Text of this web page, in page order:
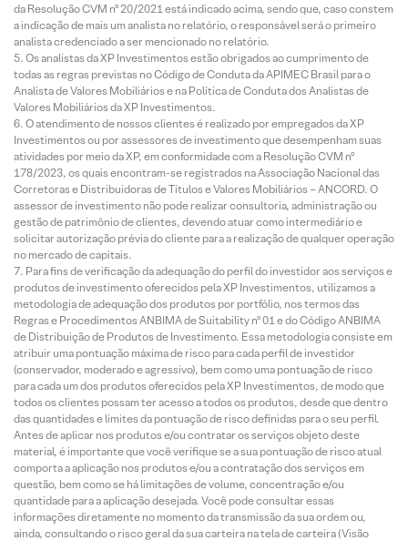
da Resolução CVM nº 20/2021 está indicado acima, sendo que, caso constem
a indicação de mais um analista no relatório, o responsável será o primeiro
analista credenciado a ser mencionado no relatório.
Os analistas da XP Investimentos estão obrigados ao cumprimento de
todas as regras previstas no Código de Conduta da APIMEC Brasil para o
Analista de Valores Mobiliários e na Política de Conduta dos Analistas de
Valores Mobiliários da XP Investimentos.
O atendimento de nossos clientes é realizado por empregados da XP
Investimentos ou por assessores de investimento que desempenham suas
atividades por meio da XP, em conformidade com a Resolução CVM nº
178/2023, os quais encontram-se registrados na Associação Nacional das
Corretoras e Distribuidoras de Títulos e Valores Mobiliários – ANCORD. O
assessor de investimento não pode realizar consultoria, administração ou
gestão de patrimônio de clientes, devendo atuar como intermediário e
solicitar autorização prévia do cliente para a realização de qualquer operação
no mercado de capitais.
Para fins de verificação da adequação do perfil do investidor aos serviços e
produtos de investimento oferecidos pela XP Investimentos, utilizamos a
metodologia de adequação dos produtos por portfólio, nos termos das
Regras e Procedimentos ANBIMA de Suitability nº 01 e do Código ANBIMA
de Distribuição de Produtos de Investimento. Essa metodologia consiste em
atribuir uma pontuação máxima de risco para cada perfil de investidor
(conservador, moderado e agressivo), bem como uma pontuação de risco
para cada um dos produtos oferecidos pela XP Investimentos, de modo que
todos os clientes possam ter acesso a todos os produtos, desde que dentro
das quantidades e limites da pontuação de risco definidas para o seu perfil.
Antes de aplicar nos produtos e/ou contratar os serviços objeto deste
material, é importante que você verifique se a sua pontuação de risco atual
comporta a aplicação nos produtos e/ou a contratação dos serviços em
questão, bem como se há limitações de volume, concentração e/ou
quantidade para a aplicação desejada. Você pode consultar essas
informações diretamente no momento da transmissão da sua ordem ou,
ainda, consultando o risco geral da sua carteira na tela de carteira (Visão